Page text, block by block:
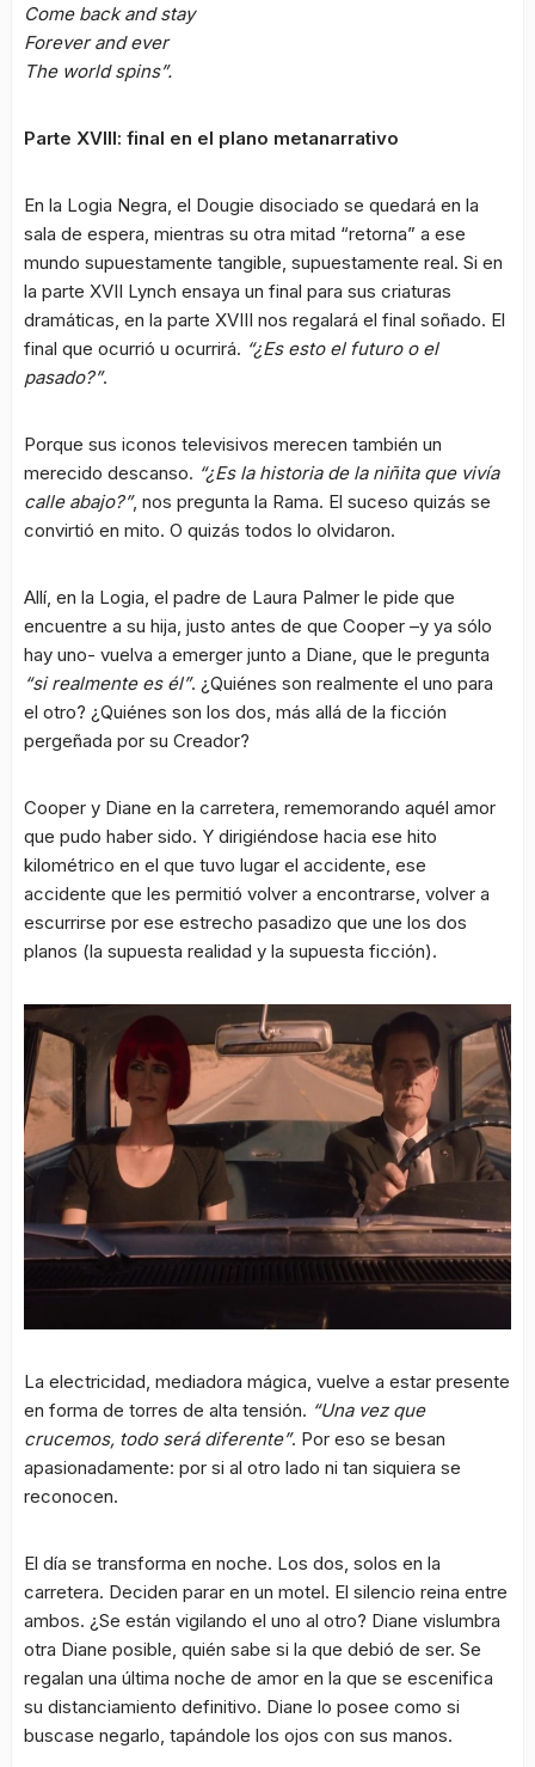
Come back and stay
Forever and ever
The world spins”.
Parte XVIII: final en el plano metanarrativo
En la Logia Negra, el Dougie disociado se quedará en la
sala de espera, mientras su otra mitad “retorna” a ese
mundo supuestamente tangible, supuestamente real. Si en
la parte XVII Lynch ensaya un final para sus criaturas
dramáticas, en la parte XVIII nos regalará el final soñado. El
final que ocurrió u ocurrirá. “¿Es esto el futuro o el
pasado?”.
Porque sus iconos televisivos merecen también un
merecido descanso. “¿Es la historia de la niñita que vivía
calle abajo?”, nos pregunta la Rama. El suceso quizás se
convirtió en mito. O quizás todos lo olvidaron.
Allí, en la Logia, el padre de Laura Palmer le pide que
encuentre a su hija, justo antes de que Cooper –y ya sólo
hay uno- vuelva a emerger junto a Diane, que le pregunta
“si realmente es él”. ¿Quiénes son realmente el uno para
el otro? ¿Quiénes son los dos, más allá de la ficción
pergeñada por su Creador?
Cooper y Diane en la carretera, rememorando aquél amor
que pudo haber sido. Y dirigiéndose hacia ese hito
kilométrico en el que tuvo lugar el accidente, ese
accidente que les permitió volver a encontrarse, volver a
escurrirse por ese estrecho pasadizo que une los dos
planos (la supuesta realidad y la supuesta ficción).
La electricidad, mediadora mágica, vuelve a estar presente
en forma de torres de alta tensión. “Una vez que
crucemos, todo será diferente”. Por eso se besan
apasionadamente: por si al otro lado ni tan siquiera se
reconocen.
El día se transforma en noche. Los dos, solos en la
carretera. Deciden parar en un motel. El silencio reina entre
ambos. ¿Se están vigilando el uno al otro? Diane vislumbra
otra Diane posible, quién sabe si la que debió de ser. Se
regalan una última noche de amor en la que se escenifica
su distanciamiento definitivo. Diane lo posee como si
buscase negarlo, tapándole los ojos con sus manos.